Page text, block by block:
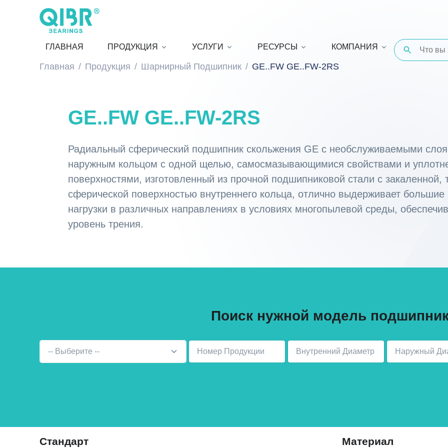
ГЛАВНАЯ ПРОДУКЦИЯ УСЛУГИ РЕСУРСЫ КОМПАНИЯ
Главная Продукция Шарнирный Подшипник GE..FW GE..FW-2RS
GE..FW GE..FW-2RS
Радиальный сферический подшипник скольжения GE с необслуживаемыми
наружным кольцом с одной щелью, самосмазывающимися свойствами и
поверхностями, изготовленный из прочной подшипниковой стали с закаленной,
сферической поверхностью внутреннего кольца, отлично выдерживает
нагрузки в различных направлениях в условиях многопылевой среды,
уровень трения.
Поиск нужной модель
-- Выберите --
Стандарт Материал